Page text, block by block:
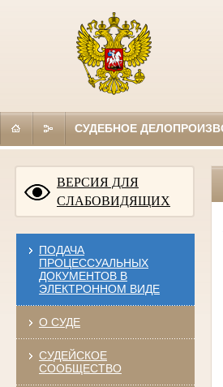
СУДЕБНОЕ
ВЕРСИЯ ДЛЯ
СЛАБОВИДЯЩИХ
ПОДАЧА
ПРОЦЕССУАЛЬНЫХ
ДОКУМЕНТОВ В
ЭЛЕКТРОННОМ ВИДЕ
О СУДЕ
СУДЕЙСКОЕ
СООБЩЕСТВО